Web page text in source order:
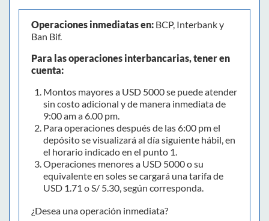
Operaciones inmediatas en: BCP, Interbank y
Ban Bif.
Para las operaciones interbancarias, tener en
cuenta:
Montos mayores a USD 5000 se puede atender
sin costo adicional y de manera inmediata de
9:00 am a 6.00 pm.
Para operaciones después de las 6:00 pm el
depósito se visualizará al día siguiente hábil, en
el horario indicado en el punto 1.
Operaciones menores a USD 5000 o su
equivalente en soles se cargará una tarifa de
USD 1.71 o S/ 5.30, según corresponda.
¿Desea una operación inmediata?